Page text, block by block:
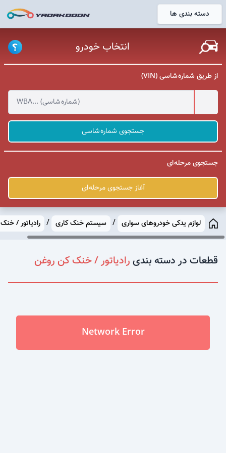
دسته بندی ها خانه
انتخاب خودرو
از طریق شماره شاسی (VIN)
جستجوی شماره شاسی
جستجوی مرحله ای
آغاز جستجوی مرحله ای
لوازم یدکی خودروهای سواری / سیستم خنک کاری / رادیاتور /
قطعات در دسته بندیرادیاتور / خنک کن روغن
Network Error